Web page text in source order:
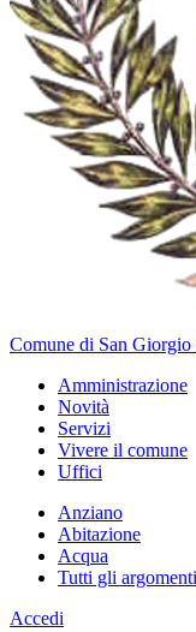
Comune di San
Amministrazione
Novità
Servizi
Vivere il comune
Uffici
Anziano
Abitazione
Acqua
Tutti gli
Accedi